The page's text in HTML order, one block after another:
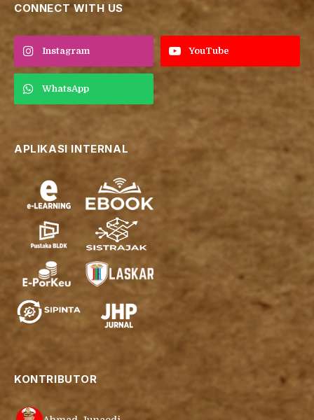
CONNECT WITH US
Instagram YouTube
WhatsApp
APLIKASI INTERNAL
KONTRIBUTOR